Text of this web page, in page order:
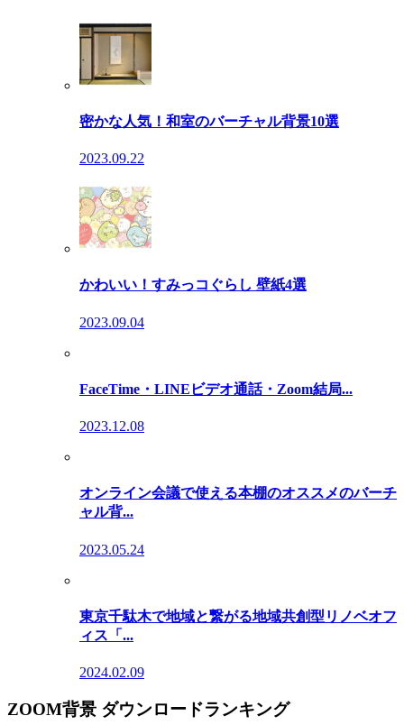
密かな人気！和室のバーチャル背景10選
2023.09.22
かわいい！すみっコぐらし 壁紙4選
2023.09.04
FaceTime・LINEビデオ通話・Zoom結局...
2023.12.08
オンライン会議で使える本棚のオススメのバーチ
ャル背...
2023.05.24
東京千駄木で地域と繋がる地域共創型リノベオフ
ィス「...
2024.02.09
ZOOM背景 ダウンロードランキング